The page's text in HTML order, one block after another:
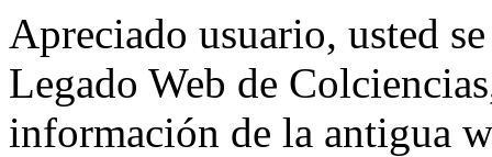
Apreciado usuario, usted
Legado Web de
información de la antigua